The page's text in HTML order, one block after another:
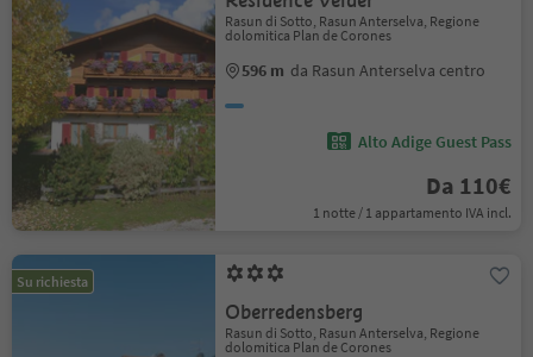
Rasun di Sotto, Rasun Anterselva, Regione
dolomitica Plan de Corones
596 m da Rasun Anterselva centro
Alto Adige Guest Pass
Da 110€
1 notte / 1 appartamento IVA incl.
Su richiesta
Oberredensberg
Rasun di Sotto, Rasun Anterselva, Regione
dolomitica Plan de Corones